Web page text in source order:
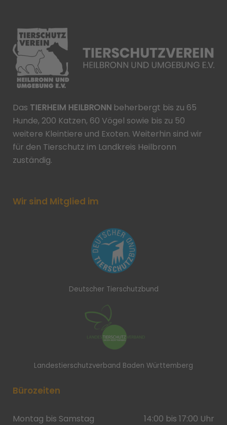
Das TIERHEIM HEILBRONN beherbergt bis zu 65
Hunde, 200 Katzen, 60 Vögel sowie bis zu 50
weitere Kleintiere und Exoten. Weiterhin sind wir
für den Tierschutz im Landkreis Heilbronn
zuständig.
Wir sind Mitglied im
Deutscher Tierschutzbund
Landestierschutzverband Baden Württemberg
Bürozeiten
Montag bis Samstag
14:00 bis 17:00 Uhr